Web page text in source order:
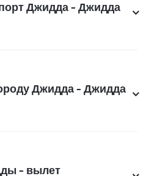
Джидда - Джидда
Джидда - Джидда
- вылет